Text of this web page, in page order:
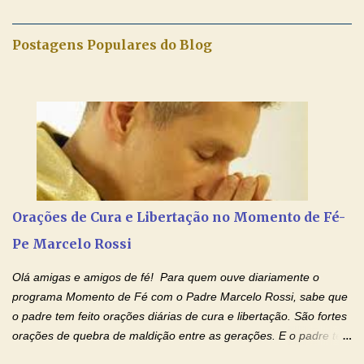
de Nossa Senhora. Adriana dos Anjos-Devoção e Fé Mensagem
aos nossos pais. Hoje nossas orações serão focadas nos pais
que não se encontram bem de saúde, OS PAIS ENFERMOS!
Amados, durante toda esta semana vamos orar pelos nossos
pais. Vamos dedicar um dia para os pais mais idosos, pais que
estão doentes, pais que estão longe dos filhos, pais que já são
falecidos, pais que tem problemas com vícios, enfim, vamos orar
Postagens Populares do Blog
Orações de Cura e Libertação no Momento de Fé-
Pe Marcelo Rossi
Olá amigas e amigos de fé! Para quem ouve diariamente o
programa Momento de Fé com o Padre Marcelo Rossi, sabe que
o padre tem feito orações diárias de cura e libertação. São fortes
orações de quebra de maldição entre as gerações. E o padre tem